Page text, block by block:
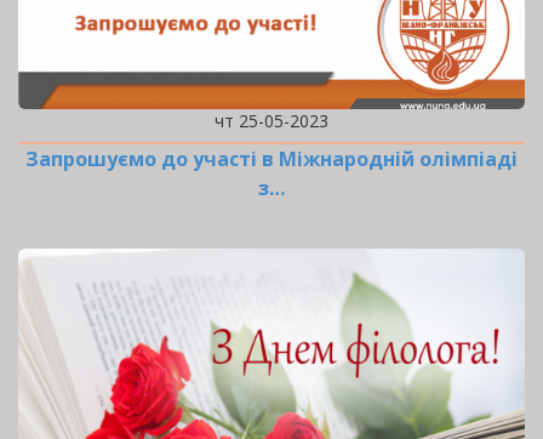
чт 25-05-2023
Запрошуємо до участі в Міжнародній олімпіаді
з…